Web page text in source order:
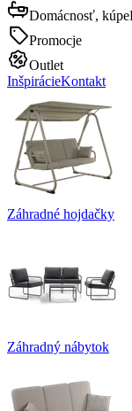
Domácnosť,
Promocje
Outlet
InšpirácieKontakt
Záhradné hojdačky
Záhradný nábytok